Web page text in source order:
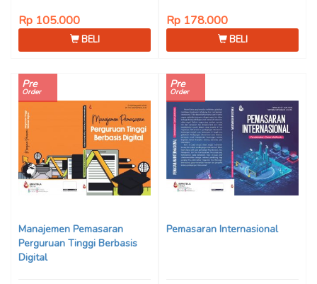
Rp 105.000
BELI
Rp 178.000
BELI
Pre
Order
Manajemen Pemasaran
Perguruan Tinggi Berbasis
Digital
Pre
Order
Pemasaran Internasional